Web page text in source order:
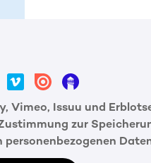
Vimeo, Issuu und
zur